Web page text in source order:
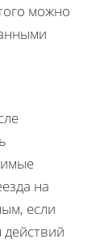
можно
на
если